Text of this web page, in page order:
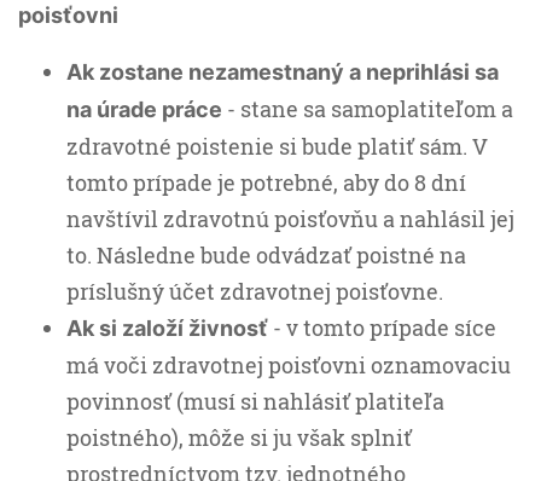
poisťovni
Ak zostane nezamestnaný a neprihlási sa
na úrade práce - stane sa samoplatiteľom a
zdravotné poistenie si bude platiť sám. V
tomto prípade je potrebné, aby do 8 dní
navštívil zdravotnú poisťovňu a nahlásil jej
to. Následne bude odvádzať poistné na
príslušný účet zdravotnej poisťovne.
Ak si založí živnosť - v tomto prípade síce
má voči zdravotnej poisťovni oznamovaciu
povinnosť (musí si nahlásiť platiteľa
poistného), môže si ju však splniť
prostredníctvom tzv. jednotného